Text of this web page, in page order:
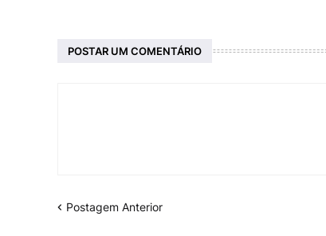
POSTAR UM COMENTÁRIO
Postagem Anterior